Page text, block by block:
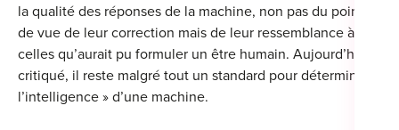
la qualité des réponses de la machine, non pas du point
de vue de leur correction mais de leur ressemblance à
celles qu’aurait pu formuler un être humain. Aujourd’hui
critiqué, il reste malgré tout un standard pour déterminer «
l’intelligence » d’une machine.